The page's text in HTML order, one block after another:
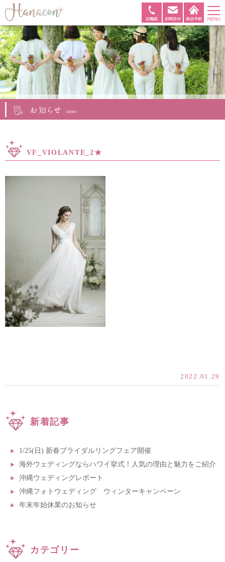
VF_VIOLANTE_2★
2022.01.29
新着記事
1/25(日) 新春ブライダルリングフェア開催
海外ウェディングならハワイ挙式！人気の理由と魅力をご紹介
沖縄ウェディングレポート
沖縄フォトウェディング ウィンターキャンペーン
年末年始休業のお知らせ
カテゴリー